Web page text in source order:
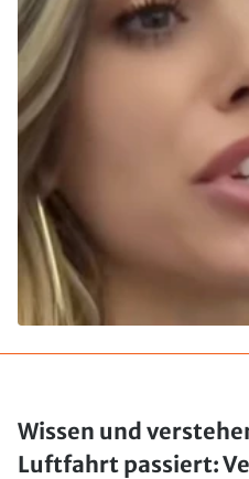
Wissen und
Luftfahrt passiert: